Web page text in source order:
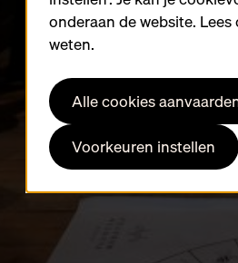
onderaan de website.
weten.
Alle cookies
Voorkeuren instellen